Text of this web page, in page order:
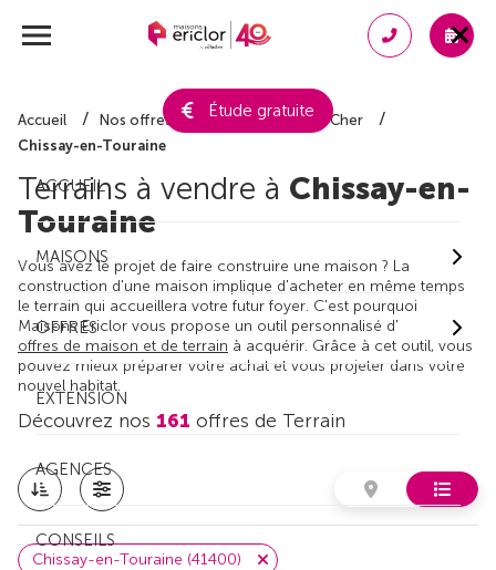
Étude gratuite
ACCUEIL
MAISONS
OFFRES
EXTENSION
AGENCES
CONSEILS
Accueil Nos offres de terrain
Loir-et-Cher
Chissay-en-Touraine
Terrains à vendre à Chissay-en-
Touraine
Vous avez le projet de faire construire une maison ? La
construction d'une maison implique d'acheter en même temps
le terrain qui accueillera votre futur foyer. C'est pourquoi
Maisons Ericlor vous propose un outil personnalisé d'
offres de maison et de terrain à acquérir. Grâce à cet outil, vous
pouvez mieux préparer votre achat et vous projeter dans votre
nouvel habitat.
Découvrez nos 161 offres de Terrain
Chissay-en-Touraine (41400)